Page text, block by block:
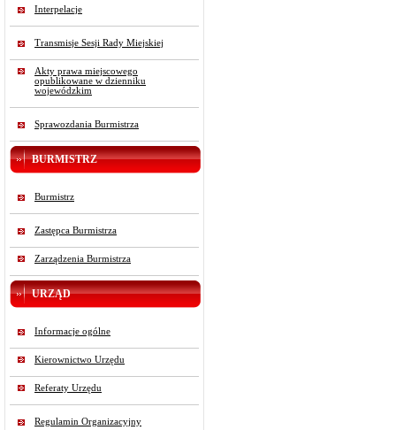
Interpelacje
Transmisje Sesji Rady Miejskiej
Akty prawa miejscowego
opublikowane w dzienniku
wojewódzkim
Sprawozdania Burmistrza
BURMISTRZ
Burmistrz
Zastępca Burmistrza
Zarządzenia Burmistrza
URZĄD
Informacje ogólne
Kierownictwo Urzędu
Referaty Urzędu
Regulamin Organizacyjny